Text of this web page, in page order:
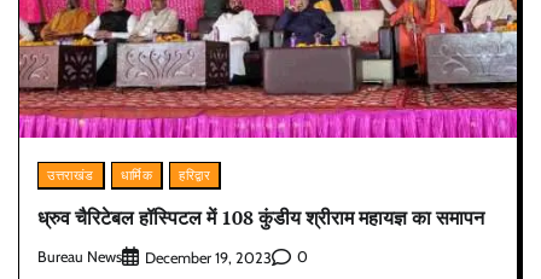
उत्तराखंड धार्मिक हरिद्वार
ध्रुव चैरिटेबल हॉस्पिटल में 108 कुंडीय श्रीराम महायज्ञ का समापन
Bureau News December 19, 2023 0